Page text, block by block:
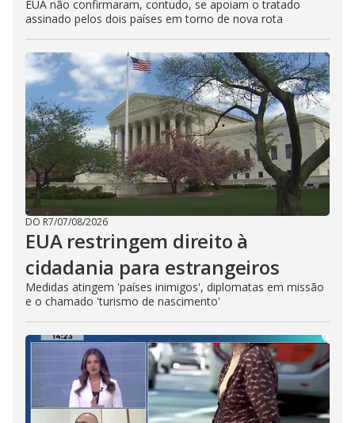
EUA não confirmaram, contudo, se apoiam o tratado
assinado pelos dois países em torno de nova rota
DO R7/07/08/2026
EUA restringem direito à
cidadania para estrangeiros
Medidas atingem 'países inimigos', diplomatas em missão
e o chamado 'turismo de nascimento'